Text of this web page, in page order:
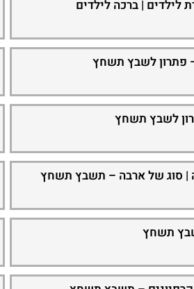
לילדים | ברכה לילדים
פתרון לשבץ תשחץ
לשבץ תשחץ
| סוג של ארבה – תשבץ תשחץ
תשחץ